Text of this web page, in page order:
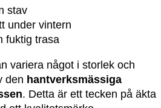
stav
under vintern
fuktig trasa
variera något i storlek och
den hantverksmässiga
. Detta är ett tecken på äkta